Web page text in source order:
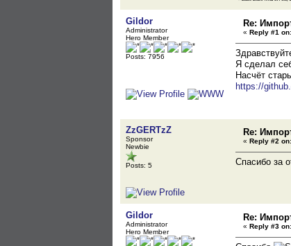
Gildor
Administrator
Hero Member
Posts: 7956
Re:
« Reply #1 on:
Я сделал
Насчёт
https://
ZzGERTzZ
Sponsor
Newbie
Posts: 5
Re:
« Reply #2 on:
Спасибо за
Gildor
Administrator
Hero Member
Re:
« Reply #3 on: